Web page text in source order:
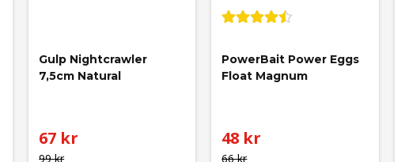
Gulp Nightcrawler
7,5cm Natural
99 kr
67 kr
PowerBait Power Eggs
Float Magnum
66 kr
48 kr